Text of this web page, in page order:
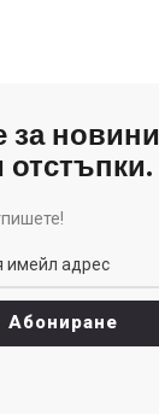
за новини
Абониране